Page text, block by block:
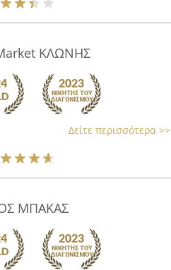
ΚΛΩΝΗΣ
Δείτε περισσότερα >>
ΜΠΑΚΑΣ